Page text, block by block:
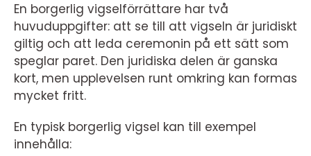
En borgerlig vigselförrättare har två
huvuduppgifter: att se till att vigseln är juridiskt
giltig och att leda ceremonin på ett sätt som
speglar paret. Den juridiska delen är ganska
kort, men upplevelsen runt omkring kan formas
mycket fritt.
En typisk borgerlig vigsel kan till exempel
innehålla: